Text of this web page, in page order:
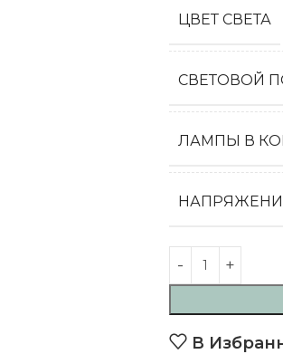
ЦВЕТ СВЕТА
СВЕТОВОЙ
ЛАМПЫ В
В